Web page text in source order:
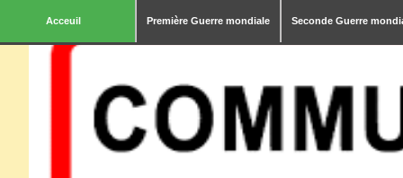
Acceuil Première Guerre mondiale Seconde Guerre